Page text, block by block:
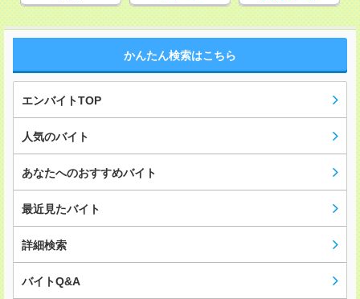
かんたん検索はこちら
エンバイトTOP
人気のバイト
あなたへのおすすめバイト
最近見たバイト
詳細検索
バイトQ&A